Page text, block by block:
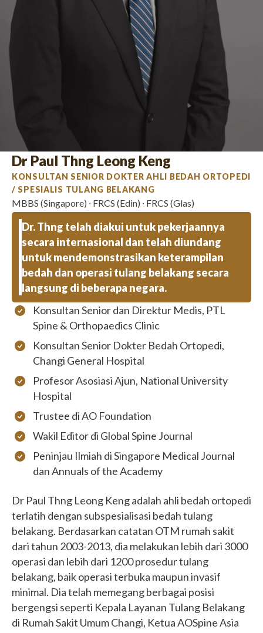
Dr Paul Thng Leong Keng
KONSULTAN SENIOR DOKTER AHLI BEDAH ORTOPEDI
/ SPESIALIS TULANG BELAKANG
MBBS (Singapore) ∙ FRCS (Edin) ∙ FRCS (Glas)
Dr. Thng telah diakui untuk pekerjaannya
secara internasional dan telah diundang
untuk mendemonstrasikan keterampilan
bedah dan operasi tulang belakang secara
langsung di beberapa negara.
Konsultan Senior dan Direktur Medis, PTL
Spine & Orthopaedics Clinic
Konsultan Senior Dokter Bedah Ortopedi,
Changi General Hospital
Profesor Asosiasi Ajun, National University
Hospital
Trustee di AO Foundation
Wakil Editor di Global Spine Journal
Peninjau Ilmiah di Singapore Medical Journal
dan Annuals of the Academy
Dr Paul Thng Leong Keng adalah ahli bedah ortopedi
terlatih dengan subspesialisasi bedah tulang
belakang. Berdasarkan catatan OTM rumah sakit
dari tahun 2003-2013, dia melakukan lebih dari 3000
operasi dan lebih dari 1200 prosedur tulang
belakang, baik operasi terbuka maupun invasif
minimal. Dia telah memegang berbagai posisi
bergengsi seperti Kepala Layanan Tulang Belakang
di Rumah Sakit Umum Changi, Ketua AOSpine Asia